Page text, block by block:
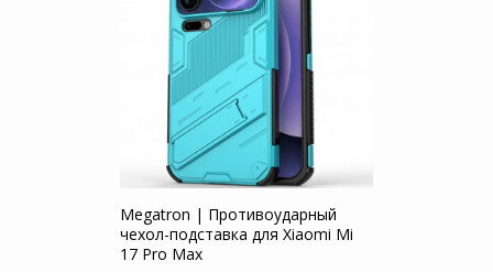
Megatron | Противоударный
чехол-подставка для Xiaomi Mi
17 Pro Max